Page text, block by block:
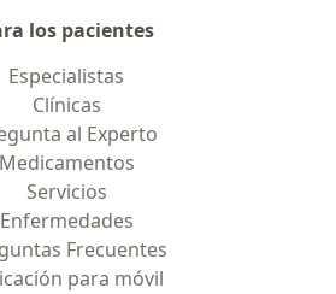
los pacientes
Especialistas
Clínicas
al Experto
Medicamentos
Servicios
Enfermedades
Frecuentes
para móvil